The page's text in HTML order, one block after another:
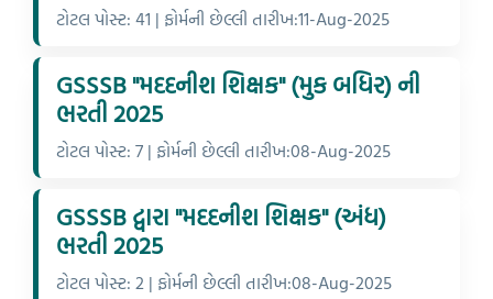
ટોટલ પોસ્ટ: 41 | ફોર્મની છેલ્લી તારીખ:11-Aug-2025
GSSSB "મદદનીશ શિક્ષક" (મુક બધિર) ની
ભરતી 2025
ટોટલ પોસ્ટ: 7 | ફોર્મની છેલ્લી તારીખ:08-Aug-2025
GSSSB દ્વારા "મદદનીશ શિક્ષક" (અંધ)
ભરતી 2025
ટોટલ પોસ્ટ: 2 | ફોર્મની છેલ્લી તારીખ:08-Aug-2025